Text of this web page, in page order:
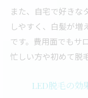
また、自宅で好きな
しやすく、白髪が増
です。費用面でもサ
忙しい方や初めて脱
LED脱毛の効